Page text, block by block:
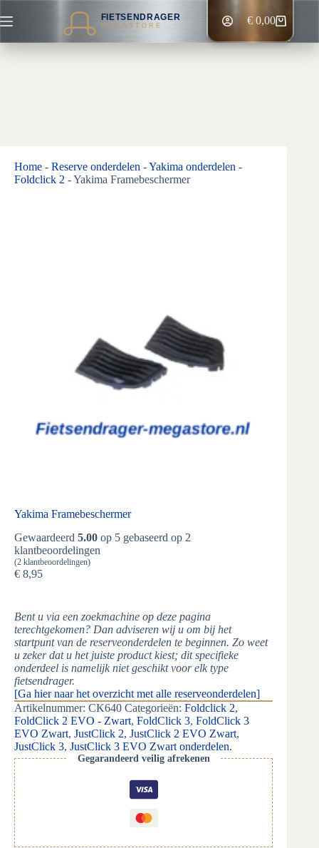
naar
inhoud
FIETSENDRAGER
MEGASTORE Winkelwagen
€0,00
Home - Reserve onderdelen -Yakima onderdelen -
Foldclick 2 -Yakima Framebeschermer
Yakima Framebeschermer
Gewaardeerd 5.00 op 5 gebaseerd op 2
klantbeoordelingen
(2 klantbeoordelingen)
€ 8,95
Bent u via een zoekmachine op deze pagina
terechtgekomen? Dan adviseren wij u om bij het
startpunt van de reserveonderdelen te beginnen. Zo weet
u zeker dat u het juiste product kiest; dit specifieke
onderdeel is namelijk niet geschikt voor elk type
fietsendrager.
[Ga hier naar het overzicht met alle reserveonderdelen]
Artikelnummer: CK640 Categorieën: Foldclick 2,
FoldClick 2 EVO - Zwart, FoldClick 3, FoldClick 3
EVO Zwart, JustClick 2, JustClick 2 EVO Zwart,
JustClick 3, JustClick 3 EVO Zwart onderdelen.
Gegarandeerd veilig afrekenen